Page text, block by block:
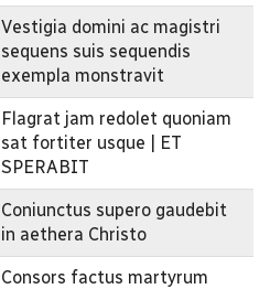
Vestigia domini ac magistri
sequens suis sequendis
exempla monstravit
Flagrat jam redolet quoniam
sat fortiter usque | ET
SPERABIT
Coniunctus supero gaudebit
in aethera Christo
Consors factus martyrum